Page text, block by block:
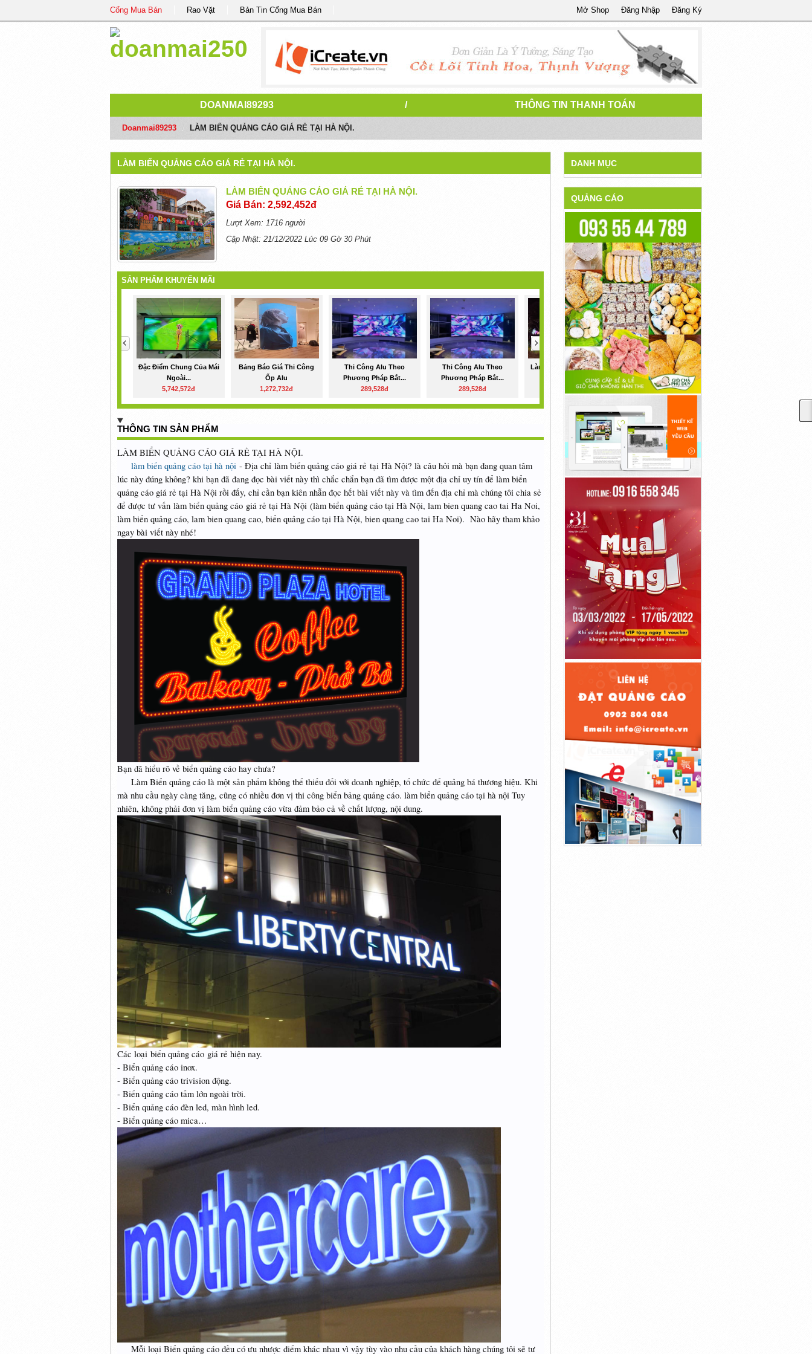
Cổng Mua Bán Rao Vặt Bản Tin Cổng Mua Bán Đăng Ký
Đăng Nhập
Mở Shop
DOANMAI89293 / THÔNG TIN THANH TOÁN
Doanmai89293 LÀM BIỂN QUẢNG CÁO GIÁ RẺ TẠI HÀ NỘI.
LÀM BIỂN QUẢNG CÁO GIÁ RẺ TẠI HÀ NỘI.
LÀM BIỂN QUẢNG CÁO GIÁ RẺ TẠI HÀ NỘI.
Giá Bán: 2,592,452đ
Lượt Xem: 1716 người
Cập Nhật: 21/12/2022 Lúc 09 Gờ 30 Phút
SẢN PHẨM KHUYẾN MÃI
Đặc Điểm Chung Của Mái
Ngoài...
5,742,572đ
Bảng Báo Giá Thi Công
Ốp Alu
1,272,732đ
Thi Công Alu Theo
Phương Pháp Bắt...
289,528đ
Thi Công Alu Theo
Phương Pháp Bắt...
289,528đ
Làm Biển Quảng Cáo Tại
253,787,852đ
Bí Ẩn Việt Chuyên Sản
Xuất...
215,423,453đ
>
THÔNG TIN SẢN PHẨM
LÀM BIỂN QUẢNG CÁO GIÁ RẺ TẠI HÀ NỘI.
làm biển quảng cáo tại hà nội- Địa chỉ làm biển quảng cáo giá rẻ tại Hà Nội? là câu hỏi mà bạn đang quan tâm
lúc này đúng không? khi bạn đã đang đọc bài viết này thì chắc chắn bạn đã tìm được một địa chỉ uy tín để làm biển
quảng cáo giá rẻ tại Hà Nội rồi đấy, chỉ cần bạn kiên nhẫn đọc hết bài viết này và tìm đến địa chỉ mà chúng tôi chia sẻ
để được tư vấn làm biển quảng cáo giá rẻ tại Hà Nội (làm biển quảng cáo tại Hà Nội, lam bien quang cao tai Ha Noi,
làm biển quảng cáo, lam bien quang cao, biển quảng cáo tại Hà Nội, bien quang cao tai Ha Noi). Nào hãy tham khảo
ngay bài viết này nhé!
Bạn đã hiểu rõ về biển quảng cáo hay chưa?
Làm Biển quảng cáo là một sản phẩm không thể thiếu đối với doanh nghiệp, tổ chức để quảng bá thương hiệu. Khi
mà nhu cầu ngày càng tăng, cũng có nhiều đơn vị thi công biển bảng quảng cáo. làm biển quảng cáo tại hà nội Tuy
nhiên, không phải đơn vị làm biển quảng cáo vừa đảm bảo cả về chất lượng, nội dung.
Các loại biển quảng cáo giá rẻ hiện nay.
- Biển quảng cáo inox.
- Biển quảng cáo trivision động.
- Biển quảng cáo tấm lớn ngoài trời.
- Biển quảng cáo đèn led, màn hình led.
- Biển quảng cáo mica…
Mỗi loại Biển quảng cáo đều có ưu nhược điểm khác nhau vì vậy tùy vào nhu cầu của khách hàng chúng tôi sẽ tư
DANH MỤC
QUẢNG CÁO